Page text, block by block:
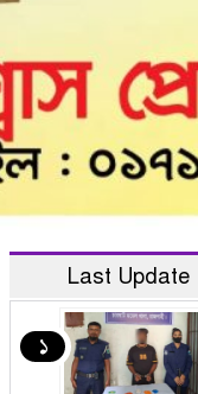
Last Update
১